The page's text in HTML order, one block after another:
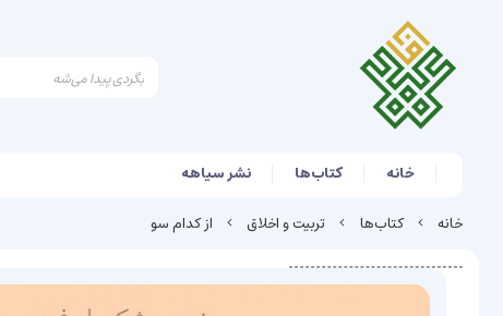
خانه کتاب‌ها
نشر سیاهه
خانه
کتاب‌ها تربیت و اخلاق از کدام سو